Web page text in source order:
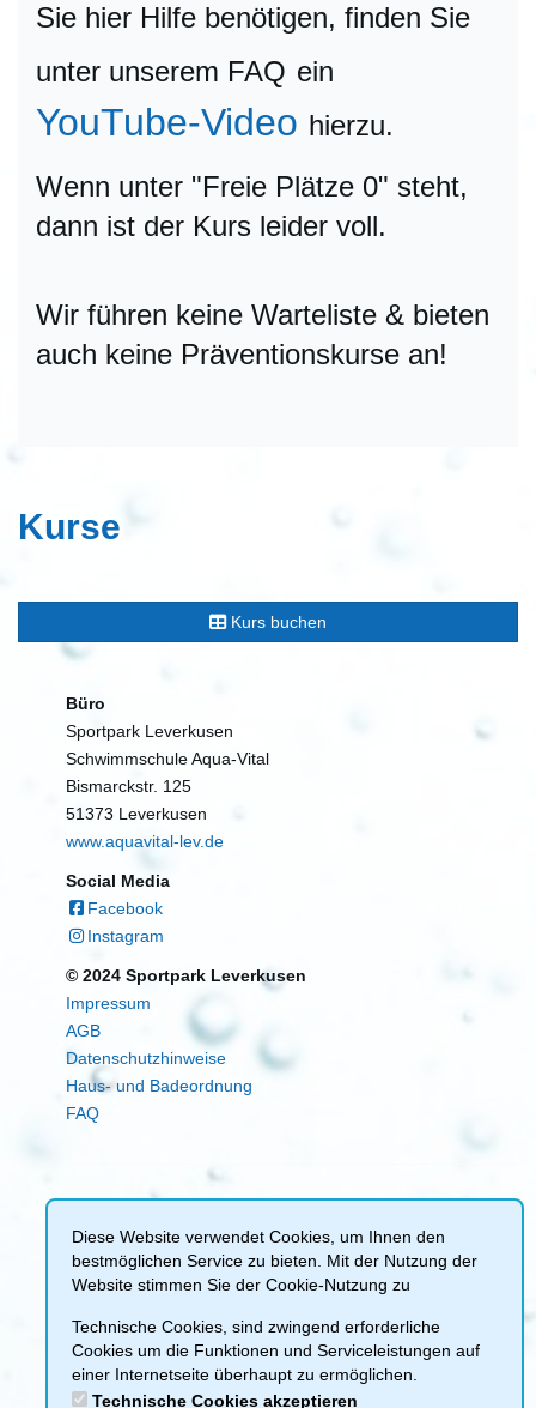
Sie hier Hilfe benötigen, finden Sie
unter unserem FAQ ein
YouTube-Video hierzu.
Wenn unter "Freie Plätze 0" steht,
dann ist der Kurs leider voll.
Wir führen keine Warteliste & bieten
auch keine Präventionskurse an!
Kurse
Kurs buchen
Büro
Sportpark Leverkusen
Schwimmschule Aqua-Vital
Bismarckstr. 125
51373 Leverkusen
www.aquavital-lev.de
Social Media
Facebook
Instagram
© 2024 Sportpark Leverkusen
Impressum
AGB
Datenschutzhinweise
Haus- und Badeordnung
FAQ
Diese Website verwendet Cookies, um Ihnen den
bestmöglichen Service zu bieten. Mit der Nutzung der
Website stimmen Sie der Cookie-Nutzung zu
Technische Cookies, sind zwingend erforderliche
Cookies um die Funktionen und Serviceleistungen auf
einer Internetseite überhaupt zu ermöglichen.
Technische Cookies akzeptieren